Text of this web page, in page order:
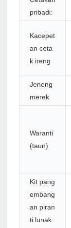
pribadi:
Kacepet
an ceta
k ireng
Jeneng
merek
Waranti
(taun)
Kit pang
embang
an piran
ti lunak